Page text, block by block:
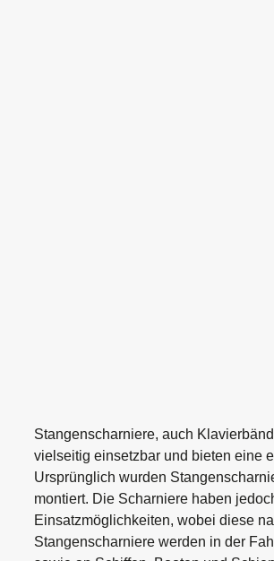
Stangenscharniere, auch
vielseitig einsetzbar und bieten eine
Ursprünglich wurden
montiert. Die Scharniere haben
Einsatzmöglichkeiten, wobei diese
Stangenscharniere werden in der